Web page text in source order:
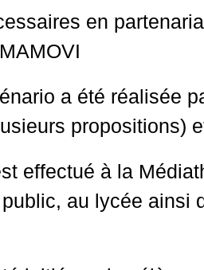
en
a été réalisée
propositions)
effectué à la
au lycée ainsi